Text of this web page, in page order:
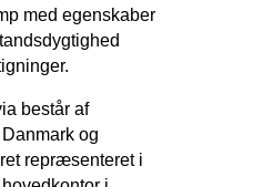
med egenskaber
består af
og
repræsenteret i